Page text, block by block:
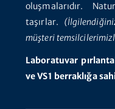
oluşmalarıdır.
taşırlar.
müşteri
Laboratuvar
ve VS1 berraklığa